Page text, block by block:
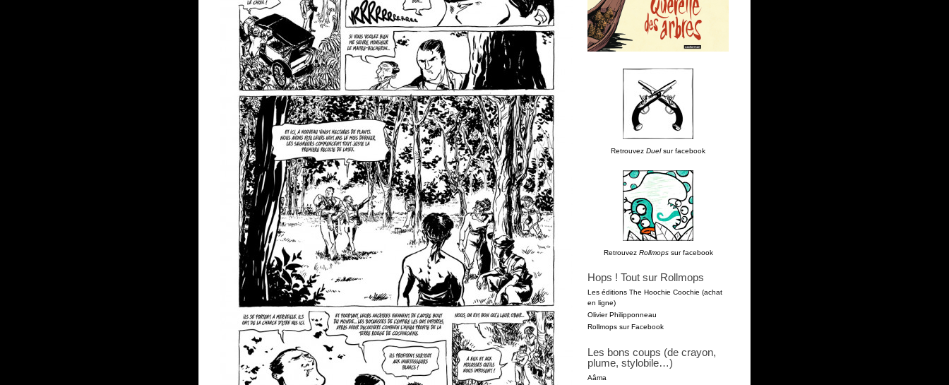
Retrouvez Duelsur facebook
Retrouvez Rollmopssur facebook
Hops ! Tout sur Rollmops
Les éditions The Hoochie Coochie (achat
en ligne)
Olivier Philipponneau
Rollmops sur Facebook
Les bons coups (de crayon,
plume, stylobile…)
Aâma